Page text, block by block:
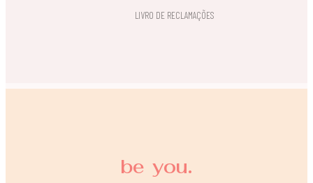
LIVRO DE RECLAMAÇÕES
be you.